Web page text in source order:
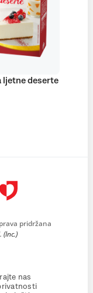
ljetne deserte
pridržana
nas